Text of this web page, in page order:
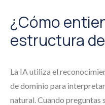
¿Cómo
estructura
La IA utiliza el
de dominio para
natural. Cuando preguntas